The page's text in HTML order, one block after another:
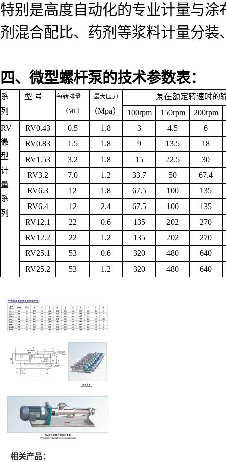
特别是高度自动化的专业计量与
剂混合配比、药剂等浆料计量分
四、微型螺杆泵的技术参数表：
系
列
型 号
每转排量
（ML）
最大压力
（Mpa）
泵在额定转速时的
100rpm
150rpm
200rpm
RV
微
型
计
量
系
列
RV0.43 0.5 1.8 3 4.5
6
RV0.83
1.5 1.8 9 13.5
18
RV1.53
3.2 1.8 15 22.5
30
RV3.2
7.0 1.2 33.7 50
67.4
RV6.3
12 1.8 67.5 100
135
RV6.4
12 2.4 67.5 100
135
RV12.1
22 0.6 135 202
270
RV12.2
22 1.2 135 202
270
RV25.1
53 0.6 320 480
640
RV25.2
53 1.2 320 480 640
相关产品：